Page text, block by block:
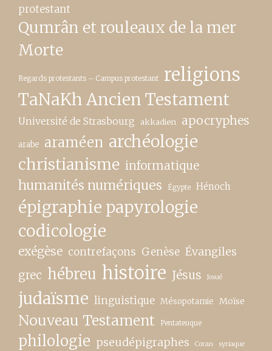
protestant
Qumrân et rouleaux de la mer
Morte
Regards protestants – Campus protestant religions
TaNaKh Ancien Testament
Université de Strasbourg akkadien apocryphes
arabe araméen archéologie
christianisme informatique
humanités numériques Égypte Hénoch
épigraphie papyrologie
codicologie
exégèse contrefaçons Genèse Évangiles
grec hébreu histoire Jésus Josué
judaïsme linguistique Mésopotamie Moïse
Nouveau Testament Pentateuque
philologie pseudépigraphes Coran syriaque